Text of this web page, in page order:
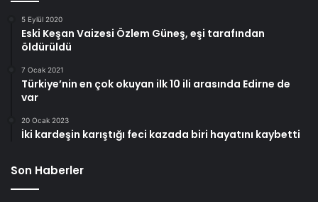
5 Eylül 2020
Eski Keşan Vaizesi Özlem Güneş, eşi tarafından
öldürüldü
7 Ocak 2021
Türkiye’nin en çok okuyan ilk 10 ili arasında Edirne de
var
20 Ocak 2023
İki kardeşin karıştığı feci kazada biri hayatını kaybetti
Son Haberler